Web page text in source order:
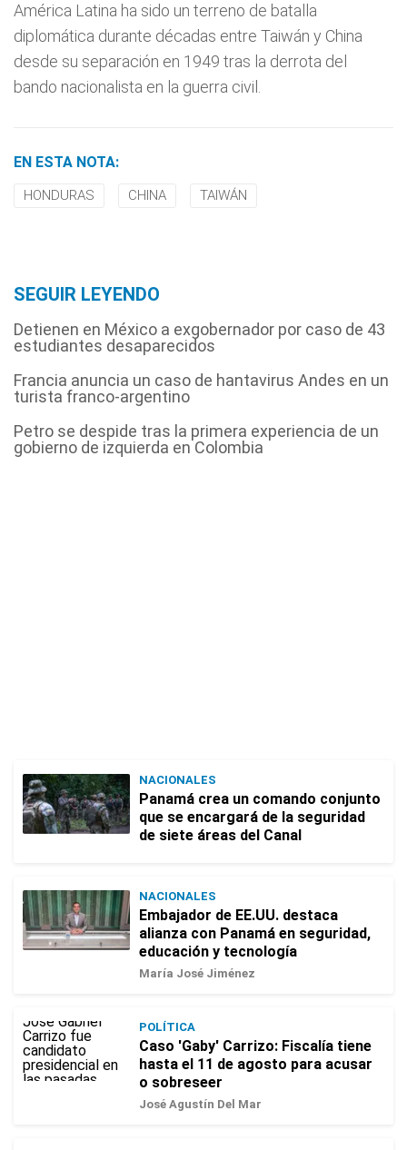
América Latina ha sido un terreno de batalla
diplomática durante décadas entre Taiwán y China
desde su separación en 1949 tras la derrota del
bando nacionalista en la guerra civil.
EN ESTA NOTA:
HONDURAS CHINA TAIWÁN
SEGUIR LEYENDO
Detienen en México a exgobernador por caso de 43
estudiantes desaparecidos
Francia anuncia un caso de hantavirus Andes en un
turista franco-argentino
Petro se despide tras la primera experiencia de un
gobierno de izquierda en Colombia
NACIONALES
Panamá crea un comando conjunto
que se encargará de la seguridad
de siete áreas del Canal
NACIONALES
Embajador de EE.UU. destaca
alianza con Panamá en seguridad,
educación y tecnología
María José Jiménez
POLÍTICA
Caso 'Gaby' Carrizo: Fiscalía tiene
hasta el 11 de agosto para acusar
o sobreseer
José Agustín Del Mar